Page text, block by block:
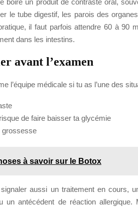
le tube digestif, les parois des
il faut parfois attendre 60 à 90
dans les intestins.
avant l’examen
l’équipe médicale si tu as l’une des
de faire baisser ta glycémie
grossesse
à savoir sur le Botox
aussi un traitement en cours,
un antécédent de réaction allergique.